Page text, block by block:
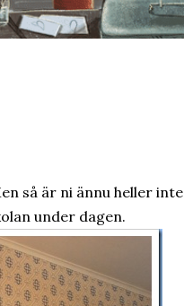
så är ni ännu heller inte
under dagen.